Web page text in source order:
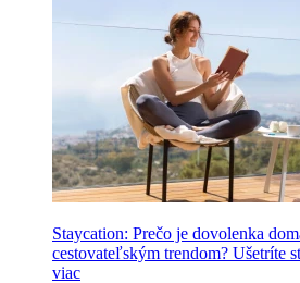
Staycation: Prečo je dovolenka
cestovateľským trendom? Ušetríte
viac